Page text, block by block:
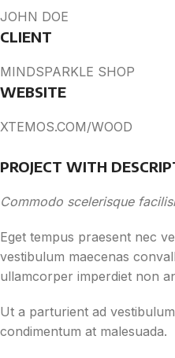
JOHN DOE
CLIENT
MINDSPARKLE SHOP
WEBSITE
XTEMOS.COM/WOOD
PROJECT WITH
Commodo scelerisque
Eget tempus praesent nec
vestibulum maecenas
ullamcorper imperdiet non
Ut a parturient ad
condimentum at malesuada.